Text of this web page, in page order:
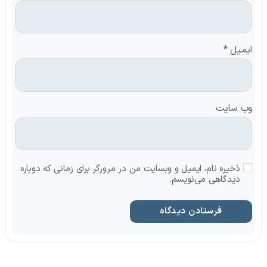
ایمیل*
وب‌ سایت
ذخیره نام، ایمیل و وبسایت من در مرورگر برای زمانی که دوباره
دیدگاهی می‌نویسم.